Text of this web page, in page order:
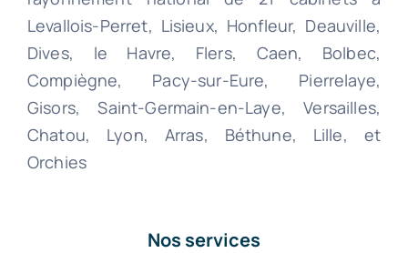
Levallois-Perret, Lisieux, Honfleur, Deauville,
Dives, le Havre, Flers, Caen, Bolbec,
Compiègne, Pacy-sur-Eure, Pierrelaye,
Gisors, Saint-Germain-en-Laye, Versailles,
Chatou, Lyon, Arras, Béthune, Lille, et
Orchies
Nos services